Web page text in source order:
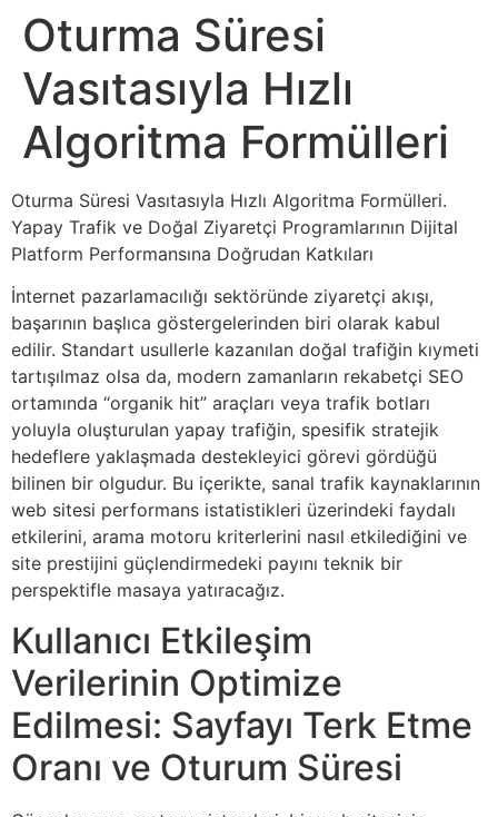
Oturma Süresi
Vasıtasıyla Hızlı
Algoritma Formülleri
Oturma Süresi Vasıtasıyla Hızlı Algoritma Formülleri.
Yapay Trafik ve Doğal Ziyaretçi Programlarının Dijital
Platform Performansına Doğrudan Katkıları
İnternet pazarlamacılığı sektöründe ziyaretçi akışı,
başarının başlıca göstergelerinden biri olarak kabul
edilir. Standart usullerle kazanılan doğal trafiğin kıymeti
tartışılmaz olsa da, modern zamanların rekabetçi SEO
ortamında “organik hit” araçları veya trafik botları
yoluyla oluşturulan yapay trafiğin, spesifik stratejik
hedeflere yaklaşmada destekleyici görevi gördüğü
bilinen bir olgudur. Bu içerikte, sanal trafik kaynaklarının
web sitesi performans istatistikleri üzerindeki faydalı
etkilerini, arama motoru kriterlerini nasıl etkilediğini ve
site prestijini güçlendirmedeki payını teknik bir
perspektifle masaya yatıracağız.
Kullanıcı Etkileşim
Verilerinin Optimize
Edilmesi: Sayfayı Terk Etme
Oranı ve Oturum Süresi